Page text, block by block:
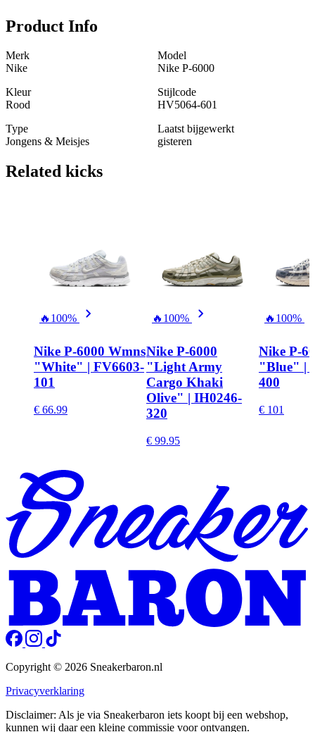
Product Info
Merk
Nike
Model
Nike P-6000
Kleur
Rood
Stijlcode
HV5064-601
Type
Jongens & Meisjes
Laatst bijgewerkt
gisteren
Related kicks
🔥 100%
Nike P-6000 Wmns
"White" | FV6603-
101
€ 66.99
🔥 100%
Nike P-6000
"Light Army
Cargo Khaki
Olive" | IH0246-
320
€ 99.95
🔥 100%
Nike P-
"Blue" |
400
€ 101
Copyright © 2026 Sneakerbaron.nl
Privacyverklaring
Disclaimer: Als je via Sneakerbaron iets koopt bij een webshop,
kunnen wij daar een kleine commissie voor ontvangen.